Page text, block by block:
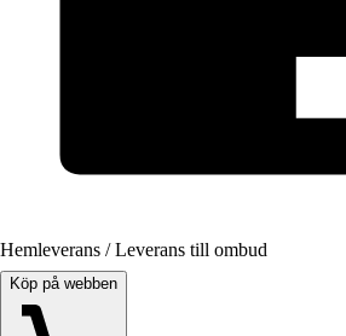
Hemleverans / Leverans till ombud
Köp på webben